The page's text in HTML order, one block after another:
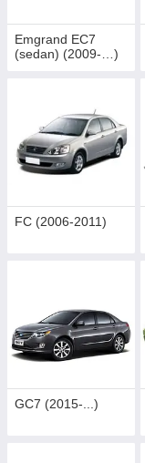
Emgrand EC7
(sedan) (2009-…)
FC (2006-2011)
GC7 (2015-...)